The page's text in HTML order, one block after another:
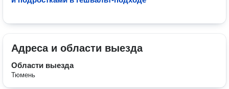
Адреса и области выезда
Области выезда
Тюмень